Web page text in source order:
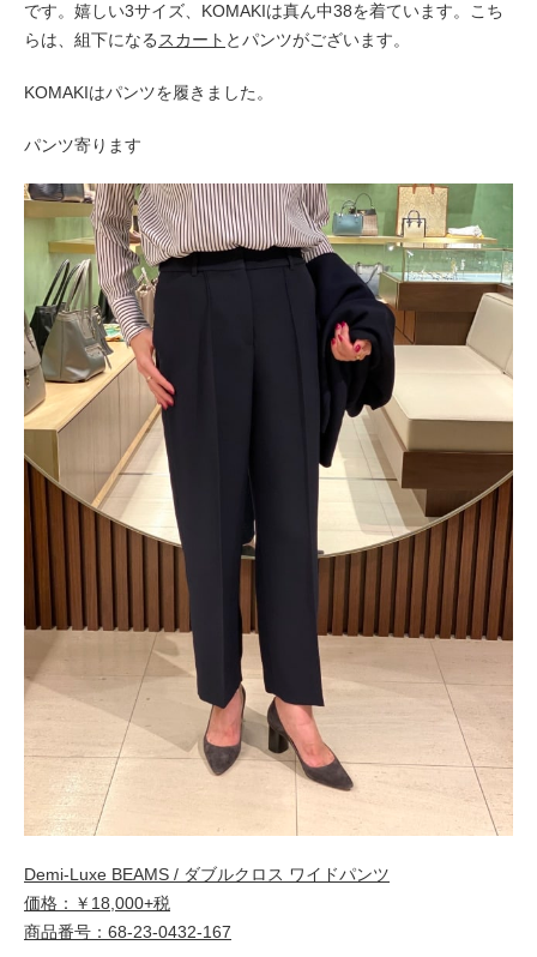
です。嬉しい3サイズ、KOMAKIは真ん中38を着ています。 こち
らは、組下になるスカート とパンツがございます。
KOMAKIはパンツを履きました。
パンツ寄ります
Demi-Luxe BEAMS / ダブルクロス ワイドパンツ
価格：￥18,000+税
商品番号：68-23-0432-167